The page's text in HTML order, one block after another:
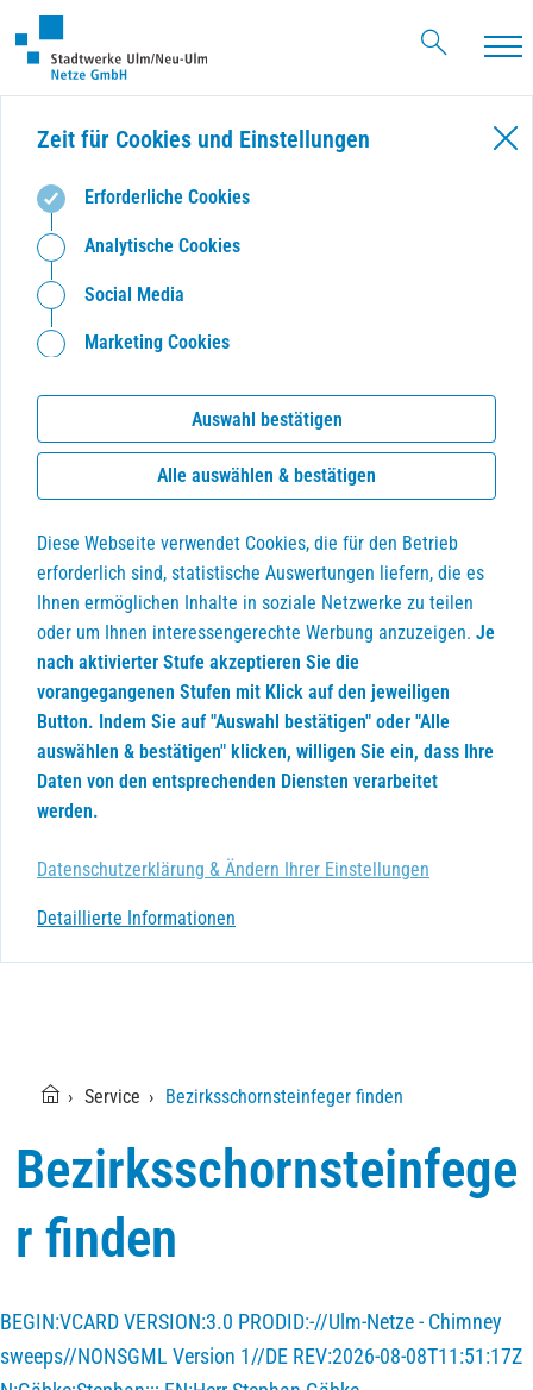
Zeit für Cookies und Einstellungen
Erforderliche Cookies
Analytische Cookies
Social Media
Marketing Cookies
Auswahl bestätigen
Alle auswählen & bestätigen
Diese Webseite verwendet Cookies, die für den Betrieb
erforderlich sind, statistische Auswertungen liefern, die es
Ihnen ermöglichen Inhalte in soziale Netzwerke zu teilen
oder um Ihnen interessengerechte Werbung anzuzeigen. Je
nach aktivierter Stufe akzeptieren Sie die
vorangegangenen Stufen mit Klick auf den jeweiligen
Button. Indem Sie auf "Auswahl bestätigen" oder "Alle
auswählen & bestätigen" klicken, willigen Sie ein, dass Ihre
Daten von den entsprechenden Diensten verarbeitet
werden.
Datenschutzerklärung & Ändern Ihrer Einstellungen
Detaillierte Informationen
Service Bezirksschornsteinfeger finden
Bezirksschornsteinfege
r finden
BEGIN:VCARD VERSION:3.0 PRODID:-//Ulm-Netze - Chimney
sweeps//NONSGML Version 1//DE REV:2026-08-08T11:51:17Z